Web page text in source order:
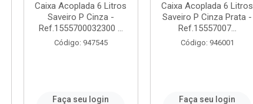
Caixa Acoplada 6 Litros
Saveiro P Cinza -
Ref.1555700032300 ...
Código: 947545
Faça seu login
Caixa Acoplada 6 Litros
Saveiro P Cinza Prata -
Ref.15557007...
Código: 946001
Faça seu login